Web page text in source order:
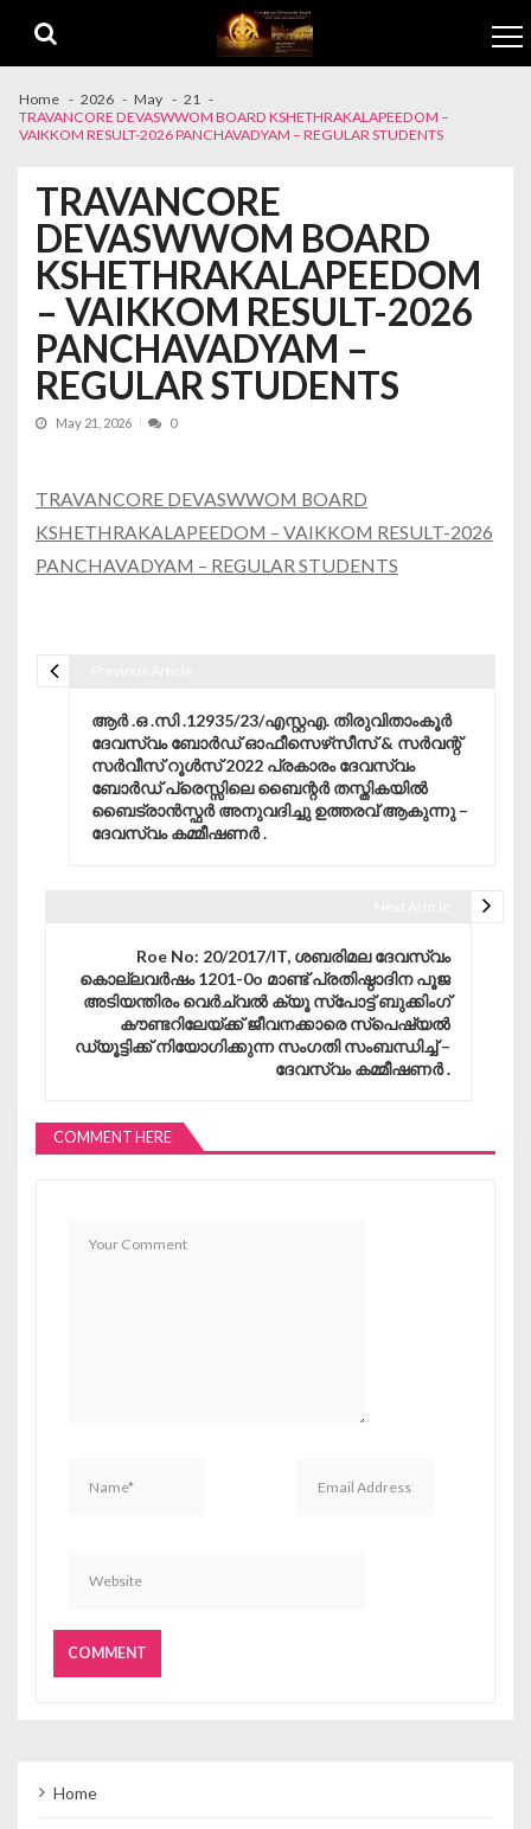
Home 2026 May
21
TRAVANCORE DEVASWWOM BOARD KSHETHRAKALAPEEDOM –
VAIKKOM RESULT-2026 PANCHAVADYAM – REGULAR STUDENTS
TRAVANCORE
DEVASWWOM BOARD
KSHETHRAKALAPEEDOM
– VAIKKOM RESULT-2026
PANCHAVADYAM –
REGULAR STUDENTS
May 21, 2026 0
TRAVANCORE DEVASWWOM BOARD
KSHETHRAKALAPEEDOM – VAIKKOM RESULT-2026
PANCHAVADYAM – REGULAR STUDENTS
ആർ .ഒ .സി .12935/23/എസ്റ്റഎ. തിരുവിതാംകൂർ
ദേവസ്വം ബോർഡ് ഓഫീസെഴ്‌സീസ്‌ & സർവന്റ്
സർവീസ് റൂൾസ് 2022 പ്രകാരം ദേവസ്വം
ബോർഡ് പ്രെസ്സിലെ ബൈന്റർ തസ്തികയിൽ
ബൈട്രാൻസ്ഫർ അനുവദിച്ചു ഉത്തരവ് ആകുന്നു –
ദേവസ്വം കമ്മീഷണർ .
Roe No: 20/2017/IT, ശബരിമല ദേവസ്വം
കൊല്ലവർഷം 1201-0o മാണ്ട് പ്രതിഷ്ഠാദിന പൂജ
അടിയന്തിരം വെർച്വൽ ക്യൂ സ്പോട്ട് ബുക്കിംഗ്
കൗണ്ടറിലേയ്ക്ക് ജീവനക്കാരെ സ്പെഷ്യൽ
ഡ്യൂട്ടിക്ക് നിയോഗിക്കുന്ന സംഗതി സംബന്ധിച്ച് –
ദേവസ്വം കമ്മീഷണർ .
COMMENT HERE
Home